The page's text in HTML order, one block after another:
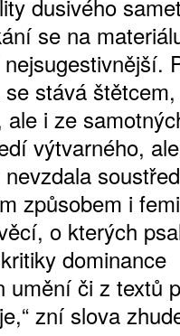
dusivého
se na
stává
i ze
výtvarného,
způsobem i
o kterých
dominance
umění či z textů
zní slova